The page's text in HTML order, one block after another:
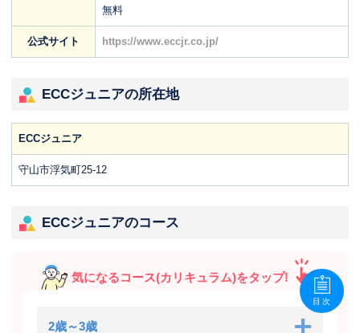
無料
公式サイト https://www.eccjr.co.jp/
ECCジュニアの所在地
ECCジュニア
守山市浮気町25-12
ECCジュニアのコース
気になるコース(カリキュラム)をタップ!
2歳～3歳
目次